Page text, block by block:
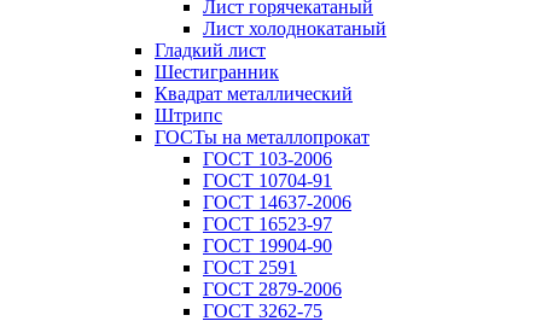
Лист горячекатаный
Лист холоднокатаный
Гладкий лист
Шестигранник
Квадрат металлический
Штрипс
ГОСТы на металлопрокат
ГОСТ 103-2006
ГОСТ 10704-91
ГОСТ 14637-2006
ГОСТ 16523-97
ГОСТ 19904-90
ГОСТ 2591
ГОСТ 2879-2006
ГОСТ 3262-75